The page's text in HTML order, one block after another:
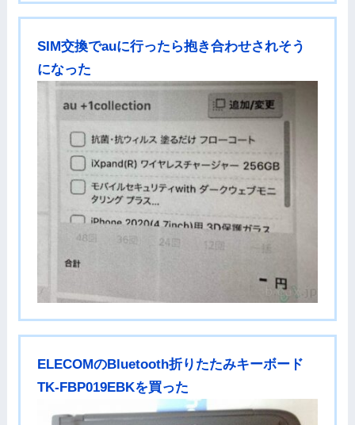
SIM交換でauに行ったら抱き合わせされそう
になった
ELECOMのBluetooth折りたたみキーボード
TK-FBP019EBKを買った